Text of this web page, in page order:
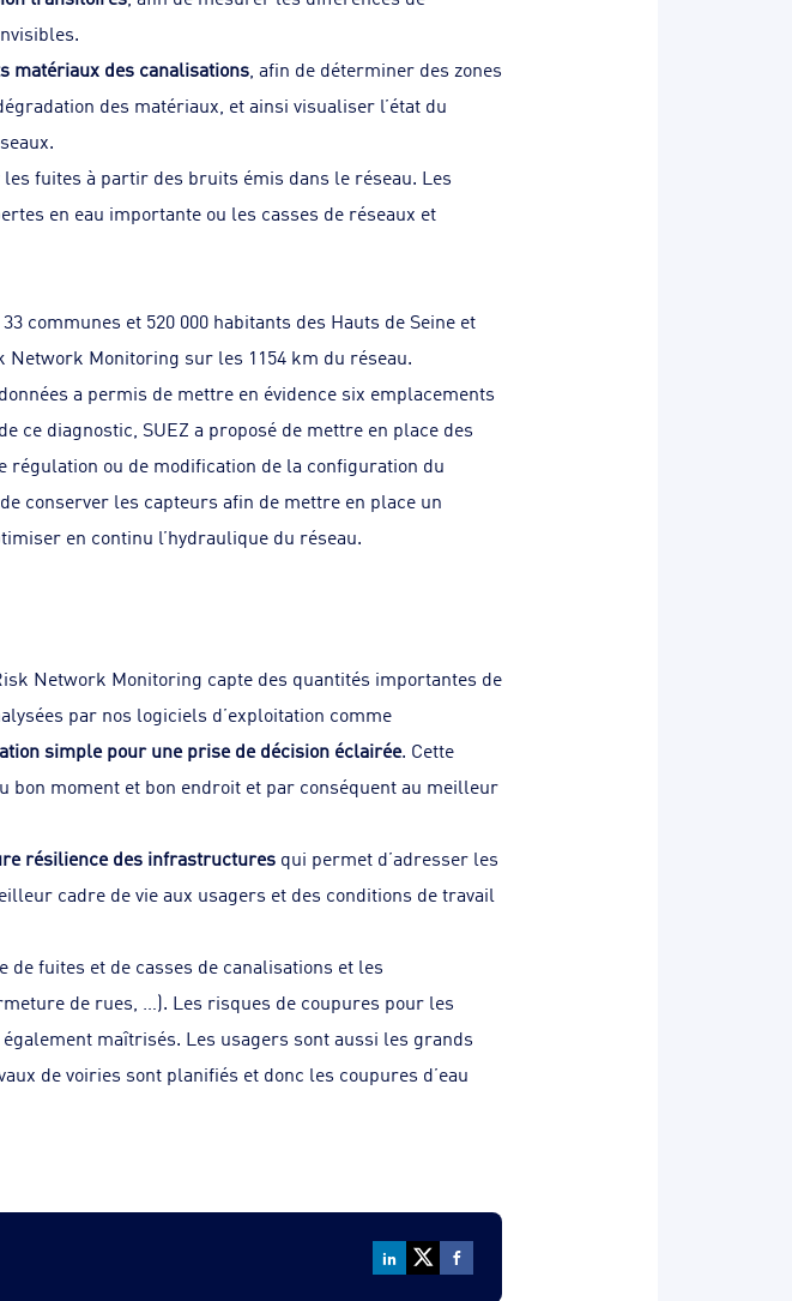
matériaux des canalisations, afin de déterminer des zones
des matériaux, et ainsi visualiser l’état du
les fuites à partir des bruits émis dans le réseau. Les
en eau importante ou les casses de réseaux et
communes et 520 000 habitants des Hauts de Seine et
Network Monitoring sur les 1154 km du réseau.
a permis de mettre en évidence six emplacements
ce diagnostic, SUEZ a proposé de mettre en place des
régulation ou de modification de la configuration du
conserver les capteurs afin de mettre en place un
en continu l’hydraulique du réseau.
Network Monitoring capte des quantités importantes de
par nos logiciels d’exploitation comme
simple pour une prise de décision éclairée. Cette
bon moment et bon endroit et par conséquent au meilleur
résilience des infrastructures qui permet d’adresser les
cadre de vie aux usagers et des conditions de travail
de fuites et de casses de canalisations et les
de rues, …). Les risques de coupures pour les
maîtrisés. Les usagers sont aussi les grands
de voiries sont planifiés et donc les coupures d’eau